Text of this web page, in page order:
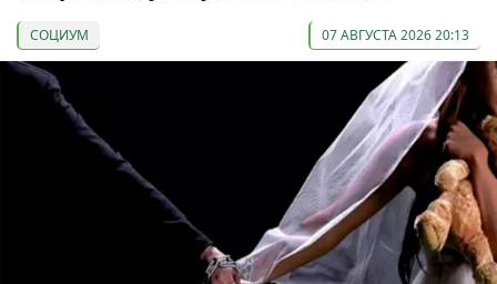
СОЦИУМ 07 АВГУСТА 2026 20:13